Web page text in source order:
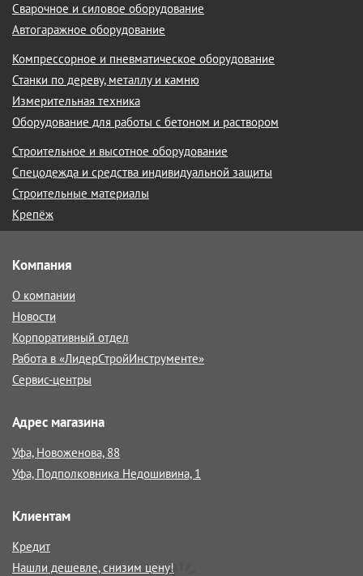
Сварочное и силовое оборудование
Автогаражное оборудование
Компрессорное и пневматическое оборудование
Станки по дереву, металлу и камню
Измерительная техника
Оборудование для работы с бетоном и раствором
Строительное и высотное оборудование
Спецодежда и средства индивидуальной защиты
Строительные материалы
Крепёж
Компания
О компании
Новости
Корпоративный отдел
Работа в «ЛидерСтройИнструменте»
Сервис-центры
Адрес магазина
Уфа, Новоженова, 88
Уфа, Подполковника Недошивина, 1
Клиентам
Кредит
Нашли дешевле, снизим цену!